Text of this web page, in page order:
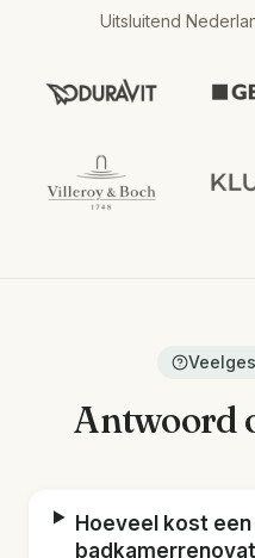
Uitsluitend
Antwoord
Hoeveel kost een